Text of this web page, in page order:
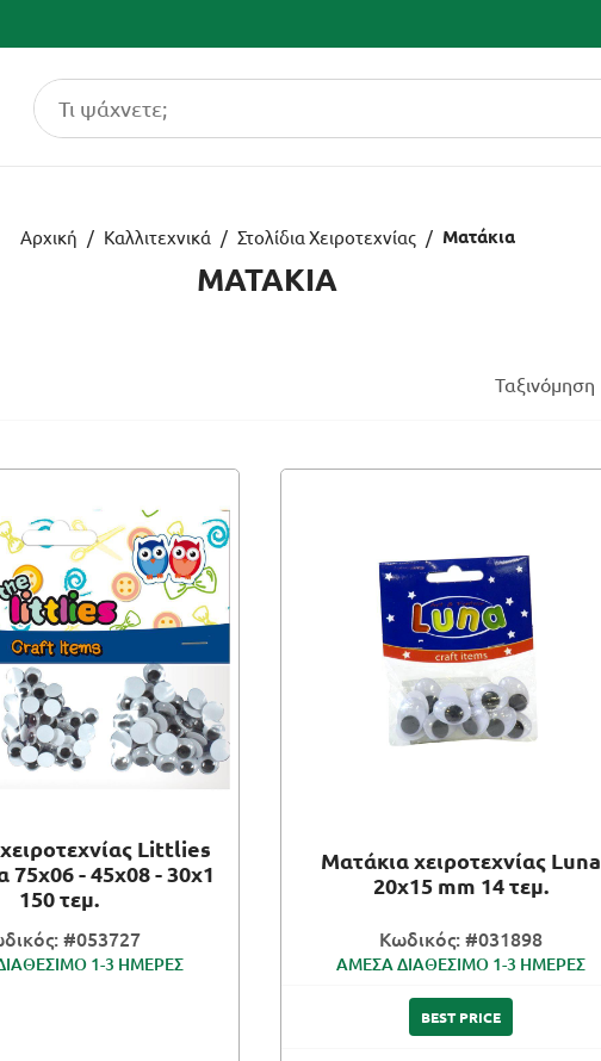
Αρχική / Καλλιτεχνικά / Στολίδια Χειροτεχνίας / Ματάκια
ΜΑΤΑΚΙΑ
Ταξινόμηση
Littlies
75x06 - 45x08 - 30x1
150 τεμ.
#053727
1-3 ΗΜΕΡΕΣ
Ματάκια χειροτεχνίας Luna
20x15 mm 14 τεμ.
Κωδικός: #031898
ΑΜΕΣΑ ΔΙΑΘΕΣΙΜΟ 1-3 ΗΜΕΡΕΣ
BEST PRICE